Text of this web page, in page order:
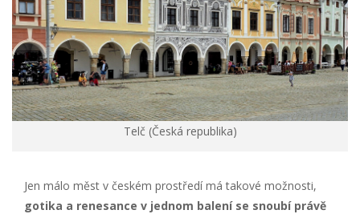
Telč (Česká republika)
Jen málo měst v českém prostředí má takové možnosti,
gotika a renesance v jednom balení se snoubí právě